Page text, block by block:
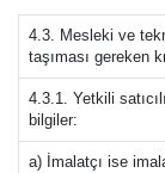
4.3. Mesleki ve
taşıması gereken
4.3.1. Yetkili
bilgiler:
a) İmalatçı ise